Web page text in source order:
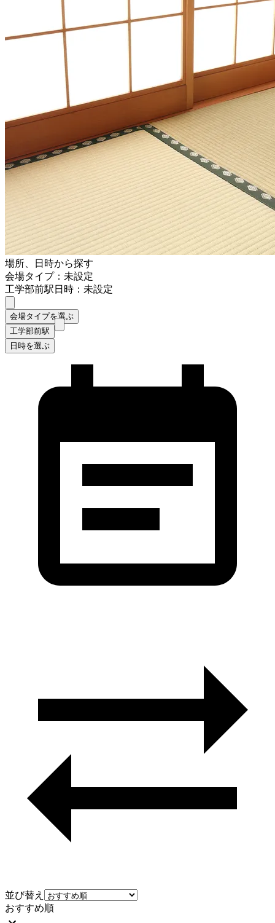
場所、日時から探す
会場タイプ：未設定
工学部前駅日時：未設定
会場タイプを選ぶ
工学部前駅
日時を選ぶ
並び替え
おすすめ順